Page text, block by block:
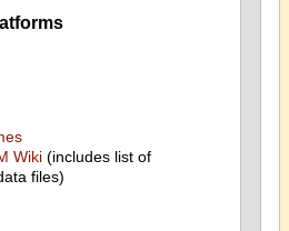
Wiki(includes list of
files)